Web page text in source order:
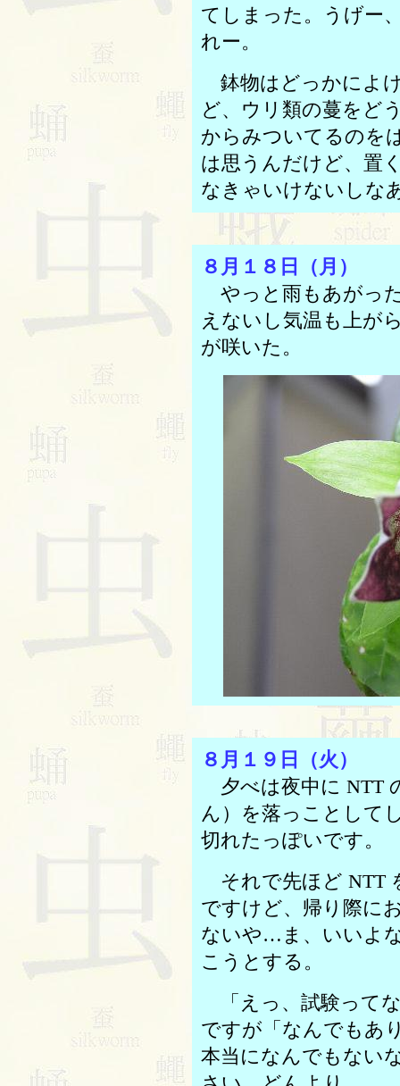
てしまった。うげー
れー。
鉢物はどっかによ
ど、ウリ類の蔓をど
からみついてるのを
は思うんだけど、置
なきゃいけないしな
８月１８日（月）
やっと雨もあがっ
えないし気温も上が
が咲いた。
８月１９日（火）
夕べは夜中に NTT
ん）を落っことして
切れたっぽいです。
それで先ほど NTT
ですけど、帰り際に
ないや…ま、いいよ
こうとする。
「えっ、試験って
ですが「なんでもあ
本当になんでもない